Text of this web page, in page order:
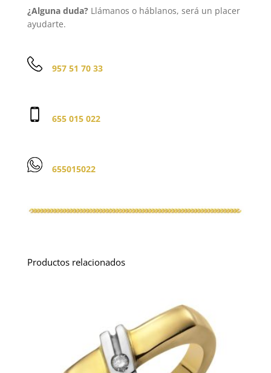
¿Alguna duda?Llámanos o háblanos, será un placer
ayudarte.
957 51 70 33
655 015 022
655015022
Productos relacionados